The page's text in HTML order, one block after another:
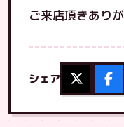
ご来店頂きあり
シェア